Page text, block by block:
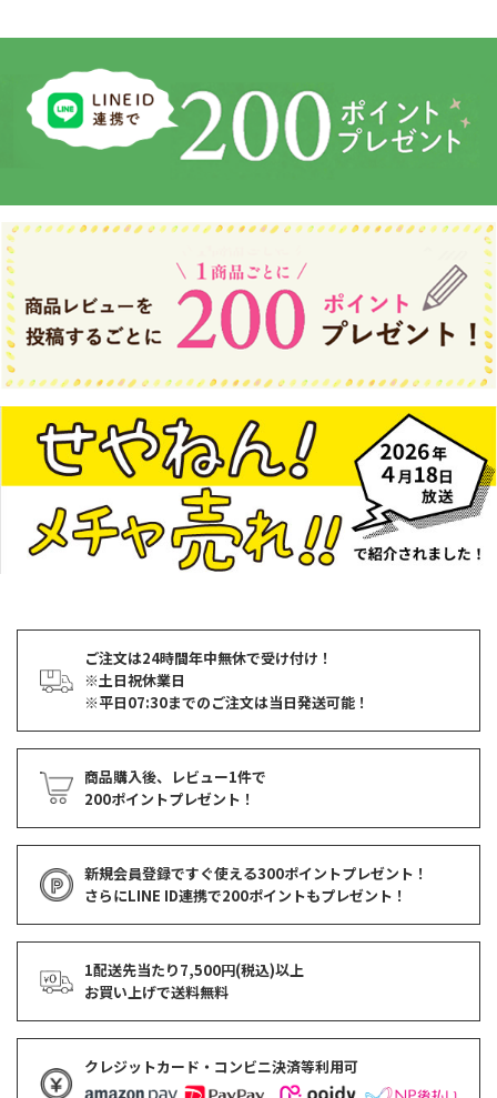
ご注文は24時間年中無休で受け付け！
※土日祝休業日
※平日07:30までのご注文は当日発送可能！
商品購入後、レビュー1件で
200ポイントプレゼント！
新規会員登録ですぐ使える300ポイントプレゼント！
さらにLINE ID連携で200ポイントもプレゼント！
1配送先当たり7,500円(税込)以上
お買い上げで送料無料
クレジットカード・コンビニ決済等利用可